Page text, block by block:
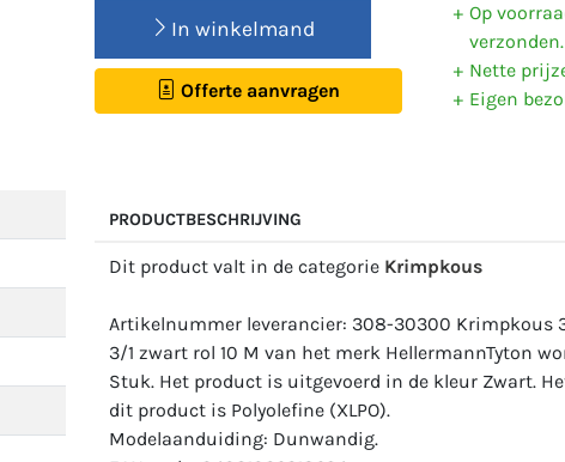
In winkelmand
Offerte aanvragen
Op
verzonden.
Nette
Eigen
PRODUCTBESCHRIJVING
Dit product valt in de categorie Krimpkous
Artikelnummer leverancier: 308-30300 Krimpkous
3/1 zwart rol 10 M van het merk HellermannTyton
Stuk. Het product is uitgevoerd in de kleur Zwart.
dit product is Polyolefine (XLPO).
Modelaanduiding: Dunwandig.